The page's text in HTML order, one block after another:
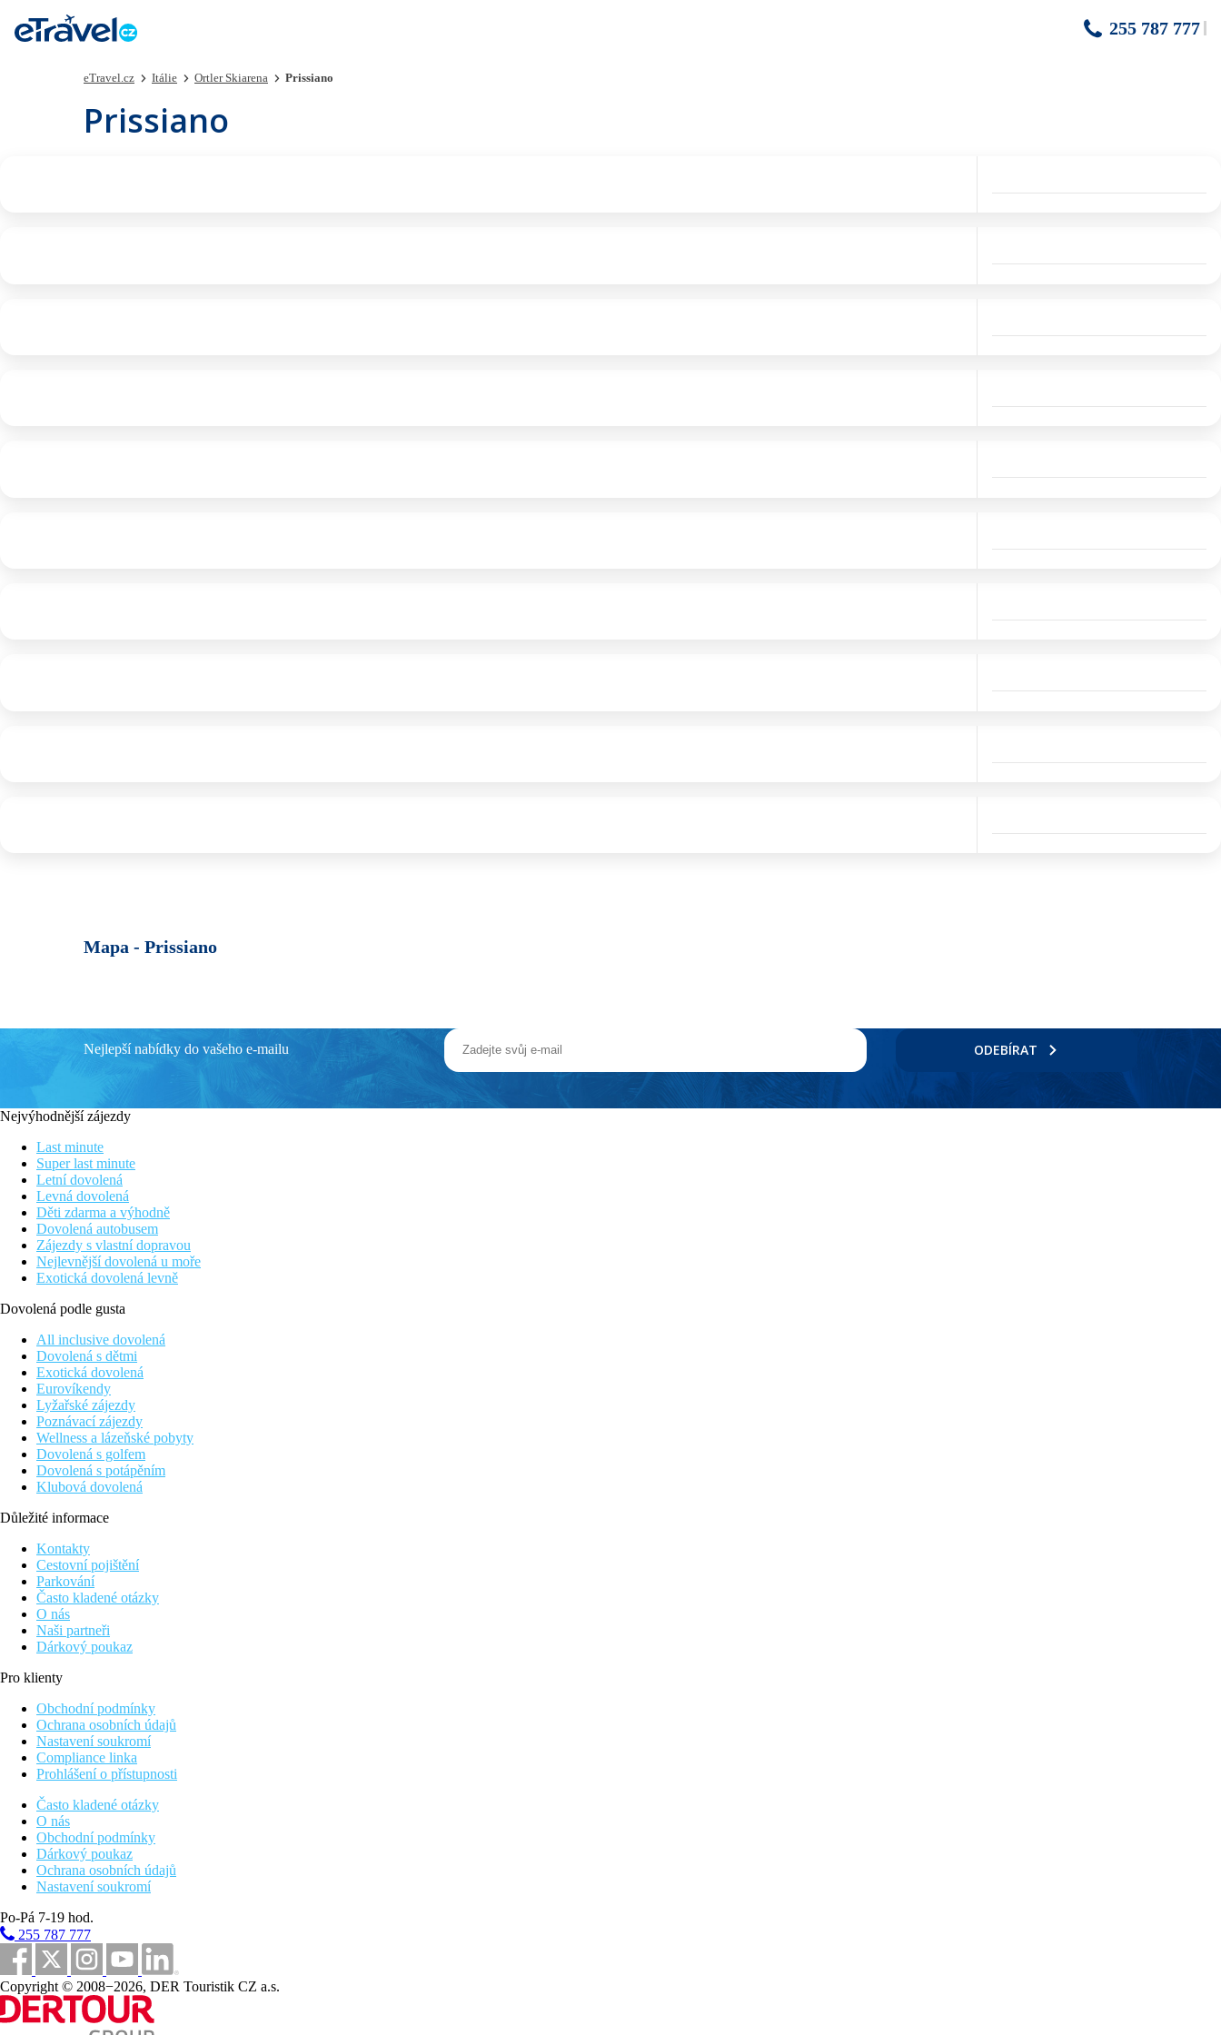
255 787 777
eTravel.cz Itálie Ortler Skiarena Prissiano
Prissiano
Mapa - Prissiano
Nejlepší nabídky do vašeho e-mailu ODEBÍRAT
Nejvýhodnější zájezdy
Last minute
Super last minute
Letní dovolená
Levná dovolená
Děti zdarma a výhodně
Dovolená autobusem
Zájezdy s vlastní dopravou
Nejlevnější dovolená u moře
Exotická dovolená levně
Dovolená podle gusta
All inclusive dovolená
Dovolená s dětmi
Exotická dovolená
Eurovíkendy
Lyžařské zájezdy
Poznávací zájezdy
Wellness a lázeňské pobyty
Dovolená s golfem
Dovolená s potápěním
Klubová dovolená
Důležité informace
Kontakty
Cestovní pojištění
Parkování
Často kladené otázky
O nás
Naši partneři
Dárkový poukaz
Pro klienty
Obchodní podmínky
Ochrana osobních údajů
Nastavení soukromí
Compliance linka
Prohlášení o přístupnosti
Často kladené otázky
O nás
Obchodní podmínky
Dárkový poukaz
Ochrana osobních údajů
Nastavení soukromí
Po-Pá 7-19 hod.
255 787 777
Copyright © 2008−2026, DER Touristik CZ a.s.